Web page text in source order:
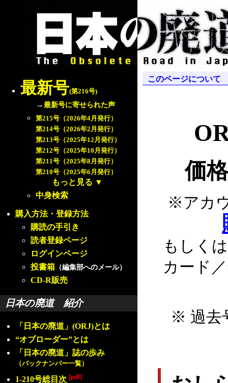
最新号(第216号)
→最新号に寄せられた声
第215号（2026年4月発行）
第214号（2026年2月発行）
第213号（2025年12月発行）
第212号（2025年10月発行）
第211号（2025年8月発行）
第210号（2025年6月発行）
もっと見る ▼
中身検索
購入方法・登録方法
購読の手引き
読者登録ページ
ログインページ
投書箱 （編集部へのメール）
CD-R販売
日本の廃道 紹介
「日本の廃道」(ORJ)とは
“オブローダー”とは
「日本の廃道」誌の歩み
（バックナンバー一覧）
1-210号総目次 [pdf]
このページについて
価
※アカ
もしくは
カード
※ 過去